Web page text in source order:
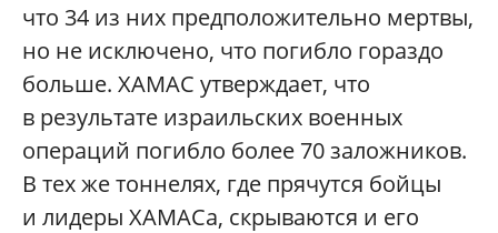
что 34 из них предположительно мертвы,
но не исключено, что погибло гораздо
больше. ХАМАС утверждает, что
в результате израильских военных
операций погибло более 70 заложников.
В тех же тоннелях, где прячутся бойцы
и лидеры ХАМАСа, скрываются и его